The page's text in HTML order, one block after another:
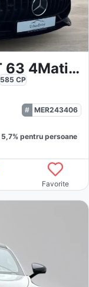
Mercedes-Benz AMG GT 63 4Matic Coupe
585 CP
MER243406
5,7% pentru persoane
Favorite